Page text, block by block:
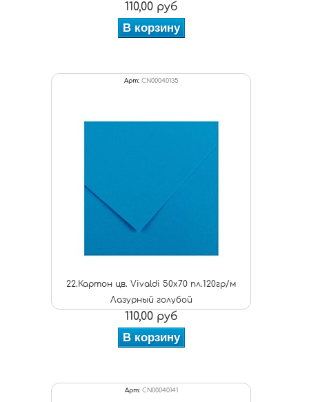
110,00 руб
В корзину
Арт: CN00040135
22.Картон цв. Vivaldi 50x70 пл.120гр/м
Лазурный голубой
110,00 руб
В корзину
Арт: CN00040141